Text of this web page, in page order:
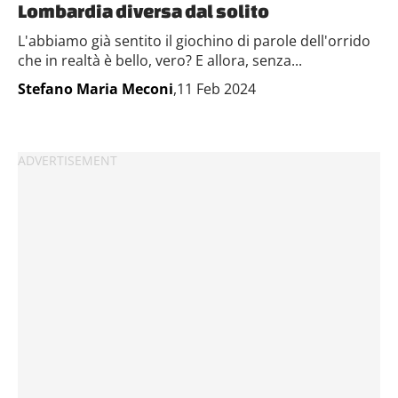
Lombardia diversa dal solito
L'abbiamo già sentito il giochino di parole dell'orrido
che in realtà è bello, vero? E allora, senza...
Stefano Maria Meconi,11 Feb 2024